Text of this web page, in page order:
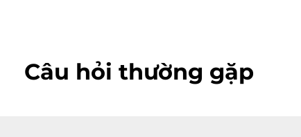
Câu hỏi thường gặp